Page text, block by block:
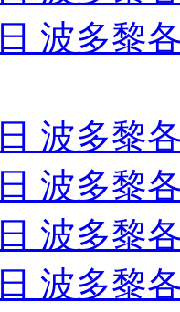
波多黎
波多黎
波多黎
波多黎
波多黎